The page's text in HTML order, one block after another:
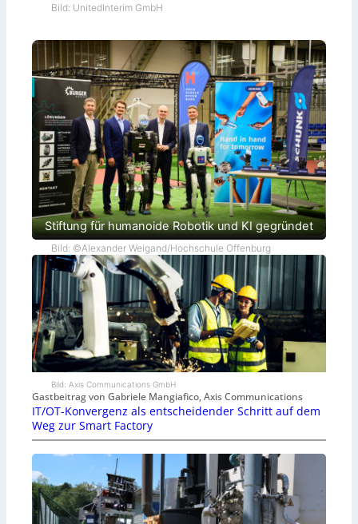
Bild: UnitedInterim GmbH
Stiftung für humanoide Robotik und KI gegründet
Bild: ©Alexander Weigand/Hochschule Offenburg
Bild: Axis Communications GmbH
Gastbeitrag von Gabriele Mangiafico, Axis Communications
IT/OT-Konvergenz als entscheidender Schritt auf dem
Weg zur Smart Factory